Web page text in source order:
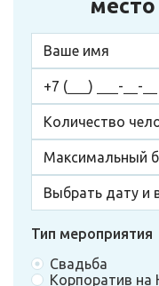
Тип мероприятия
Свадьба
Корпоратив на